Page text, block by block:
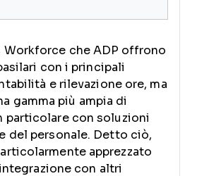
Workforce che ADP offrono
con i principali
e rilevazione ore, ma
gamma più ampia di
con soluzioni
del personale. Detto ciò,
apprezzato
con altri